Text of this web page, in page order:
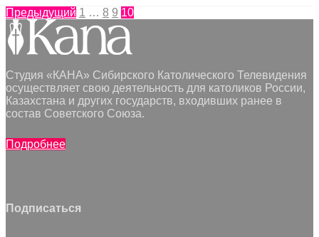
Предыдущий 1 … 8 9 10
Студия «КАНА» Сибирского Католического Телевидения
осуществляет свою деятельность для католиков России,
Казахстана и других государств, входивших ранее в
состав Советского Союза.
Подробнее
Подписаться